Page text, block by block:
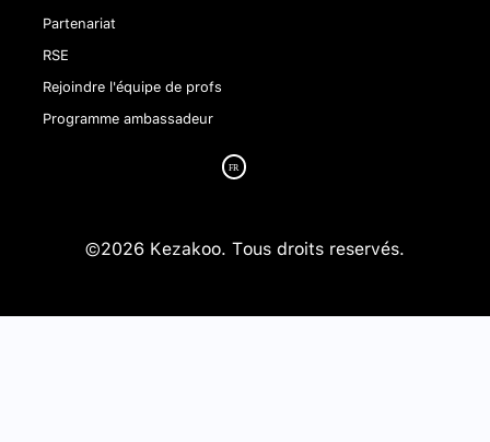
Partenariat
RSE
Rejoindre l'équipe de profs
Programme ambassadeur
©2026 Kezakoo. Tous droits reservés.